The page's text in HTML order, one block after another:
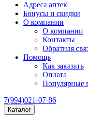
Адреса аптек
Бонусы и скидки
О компании
О компании
Контакты
Обратная
Помощь
Как заказать
Оплата
Популярные
7(994)021-07-86
Каталог